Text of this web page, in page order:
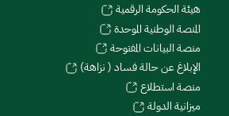
هيئة الحكومة الرقمية
المنصة الوطنية الموحدة
منصة البيانات المفتوحة
الإبلاغ عن حالة فساد ( نزاهة)
منصة استطلاع
ميزانية الدولة